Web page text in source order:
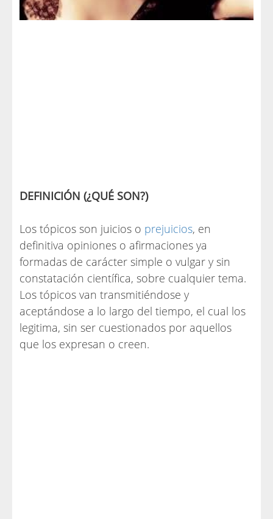
DEFINICIÓN (¿QUÉ SON?)
Los tópicos son juicios o prejuicios, en
definitiva opiniones o afirmaciones ya
formadas de carácter simple o vulgar y sin
constatación científica, sobre cualquier tema.
Los tópicos van transmitiéndose y
aceptándose a lo largo del tiempo, el cual los
legitima, sin ser cuestionados por aquellos
que los expresan o creen.